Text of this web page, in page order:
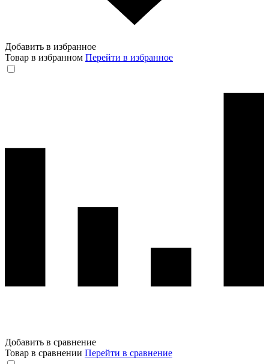
Добавить в избранное
Товар в избранном Перейти в избранное
Добавить в сравнение
Товар в сравнении Перейти в сравнение